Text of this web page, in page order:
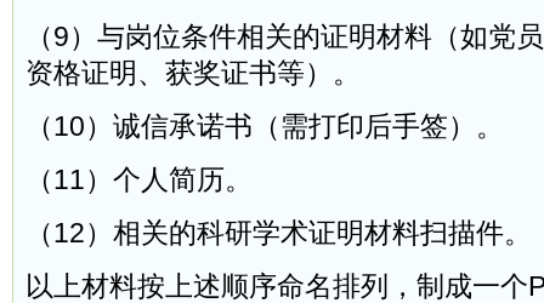
（9）与岗位条件相关的证明材料（如党
资格证明、获奖证书等）。
（10）诚信承诺书（需打印后手签）。
（11）个人简历。
（12）相关的科研学术证明材料扫描件。
以上材料按上述顺序命名排列，制成一个